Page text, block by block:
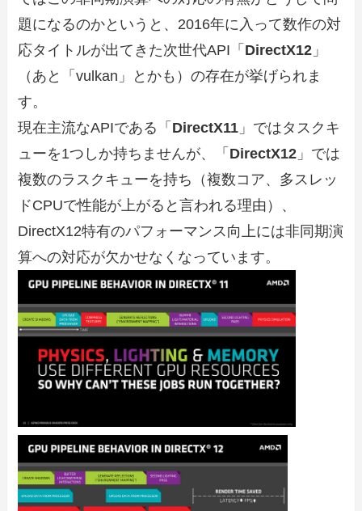
題になるのかというと、2016年に入って数作の対
応タイトルが出てきた次世代API「 DirectX12 」
（あと「vulkan」とかも）の存在が挙げられま
す。
現在主流なAPIである「 DirectX11 」ではタスクキ
ューを1つしか持ちませんが、「 DirectX12 」では
複数のラスクキューを持ち（複数コア、多スレッ
ドCPUで性能が上がると言われる理由）、
DirectX12特有のパフォーマンス向上には非同期演
算への対応が欠かせなくなっています。